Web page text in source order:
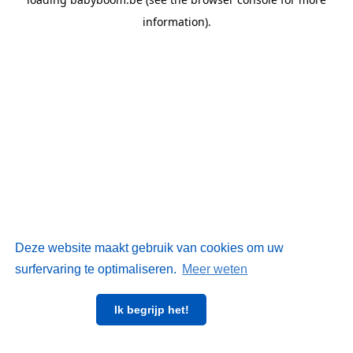
Deze website maakt gebruik van cookies om uw
surfervaring te optimaliseren. Meer weten
Ik begrijp het!
information).